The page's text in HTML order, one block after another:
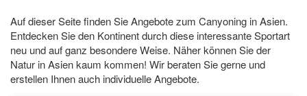
Auf dieser Seite finden Sie Angebote zum Canyoning in Asien.
Entdecken Sie den Kontinent durch diese interessante Sportart
neu und auf ganz besondere Weise. Näher können Sie der
Natur in Asien kaum kommen! Wir beraten Sie gerne und
erstellen Ihnen auch individuelle Angebote.